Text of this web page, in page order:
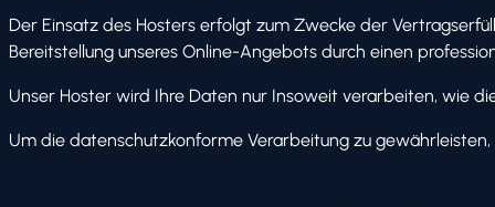
Der Einsatz des Hosters erfolgt zum Zwecke der
Bereitstellung unseres Online-Angebots durch einen
Unser Hoster wird Ihre Daten nur Insoweit verarbeiten, wie
Um die datenschutzkonforme Verarbeitung zu